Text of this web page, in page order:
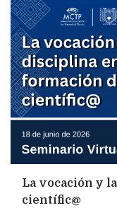
La vocación y
científic@